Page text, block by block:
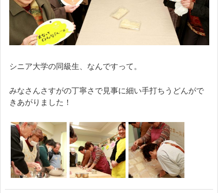
シニア大学の同級生、なんですって。
みなさんさすがの丁寧さで見事に細い手打ちうどんがで
きあがりました！